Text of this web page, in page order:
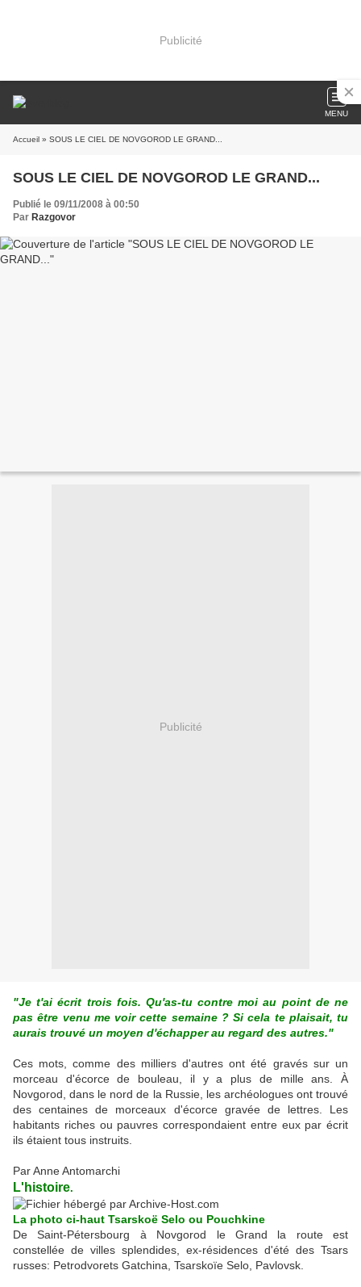
Publicité
MENU
Accueil » SOUS LE CIEL DE NOVGOROD LE GRAND...
SOUS LE CIEL DE NOVGOROD LE GRAND...
Publié le 09/11/2008 à 00:50
Par Razgovor
Publicité
"Je t'ai écrit trois fois. Qu'as-tu contre moi au point de ne
pas être venu me voir cette semaine ? Si cela te plaisait, tu
aurais trouvé un moyen d'échapper au regard des autres."
Ces mots, comme des milliers d'autres ont été gravés sur un
morceau d'écorce de bouleau, il y a plus de mille ans. À
Novgorod, dans le nord de la Russie, les archéologues ont trouvé
des centaines de morceaux d'écorce gravée de lettres. Les
habitants riches ou pauvres correspondaient entre eux par écrit
ils étaient tous instruits.
Par Anne Antomarchi
L'histoire.
La photo ci-haut Tsarskoë Selo ou Pouchkine
De Saint-Pétersbourg à Novgorod le Grand la route est
constellée de villes splendides, ex-résidences d'été des Tsars
russes: Petrodvorets Gatchina, Tsarskoïe Selo, Pavlovsk.